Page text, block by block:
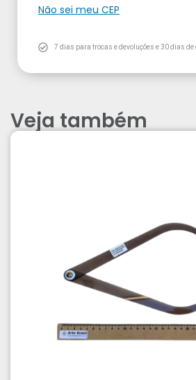
Não sei meu CEP
7 dias para trocas e devoluções e 30 dias
Veja também